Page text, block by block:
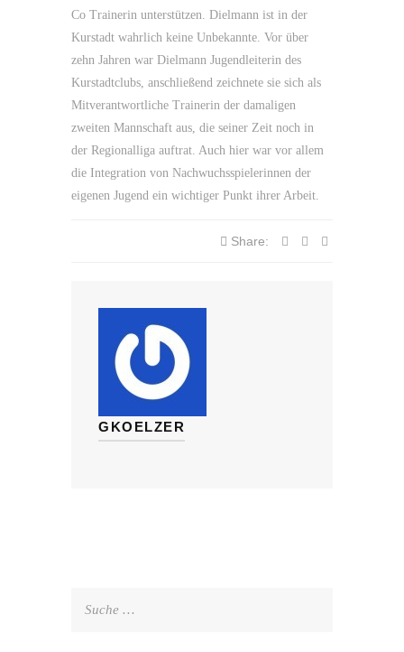
Co Trainerin unterstützen. Dielmann ist in der
Kurstadt wahrlich keine Unbekannte. Vor über
zehn Jahren war Dielmann Jugendleiterin des
Kurstadtclubs, anschließend zeichnete sie sich als
Mitverantwortliche Trainerin der damaligen
zweiten Mannschaft aus, die seiner Zeit noch in
der Regionalliga auftrat. Auch hier war vor allem
die Integration von Nachwuchsspielerinnen der
eigenen Jugend ein wichtiger Punkt ihrer Arbeit.
Share:
GKOELZER